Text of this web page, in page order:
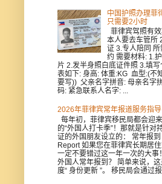
中国护照办理菲
只需要2小时
菲律宾驾照有
本人要去车管所
证 3.专人陪同 所
约 需要材料: 1.
片 2.发半身照白底证件照 3.填
表如下: 身高: 体重:KG 血型:(不
要写)) 父亲名字拼音: 母亲名字
码: 紧急联系人名字: ...
2026年菲律宾常年报道服务指导
每年初，菲律宾移民局都会迎
的“外国人打卡季”！那就是针对
证的外国朋友设立的： 常年报
Report 如果您在菲律宾长期居住
一定不要错过这一年一次的大事
外国人常年报到？ 简单来说，
度“ 身份更新 ”。 移民局会通过报